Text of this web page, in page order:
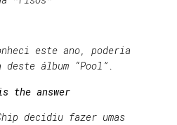
este ano, poderia
deste álbum “Pool”.
the answer
decidiu fazer umas